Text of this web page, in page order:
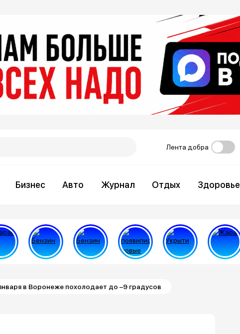
Лента добра
Бизнес Авто Журнал Отдых Здоровье
в Воронеже похолодает до –9 градусов